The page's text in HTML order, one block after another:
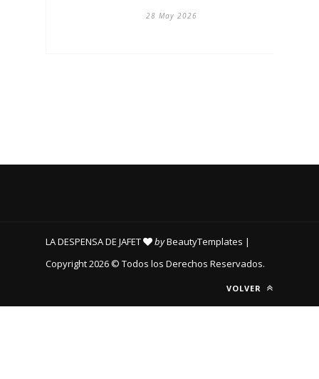
28 May 2026
LA DESPENSA DE JAFET byBeautyTemplates |
Copyright 2026 © Todos los Derechos Reservados.
VOLVER